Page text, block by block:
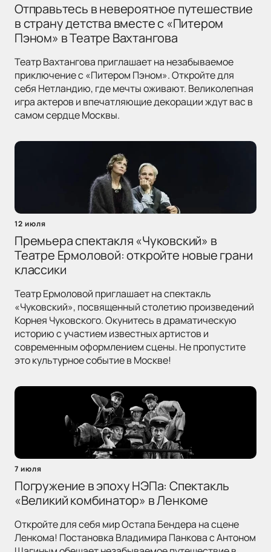
Отправьтесь в невероятное путешествие
в страну детства вместе с «Питером
Пэном» в Театре Вахтангова
Театр Вахтангова приглашает на незабываемое
приключение с «Питером Пэном». Откройте для
себя Нетландию, где мечты оживают. Великолепная
игра актеров и впечатляющие декорации ждут вас в
самом сердце Москвы.
12 июля
Премьера спектакля «Чуковский» в
Театре Ермоловой: откройте новые грани
классики
Театр Ермоловой приглашает на спектакль
«Чуковский», посвященный столетию произведений
Корнея Чуковского. Окунитесь в драматическую
историю с участием известных артистов и
современным оформлением сцены. Не пропустите
это культурное событие в Москве!
7 июля
Погружение в эпоху НЭПа: Спектакль
«Великий комбинатор» в Ленкоме
Откройте для себя мир Остапа Бендера на сцене
Ленкома! Постановка Владимира Панкова с Антоном